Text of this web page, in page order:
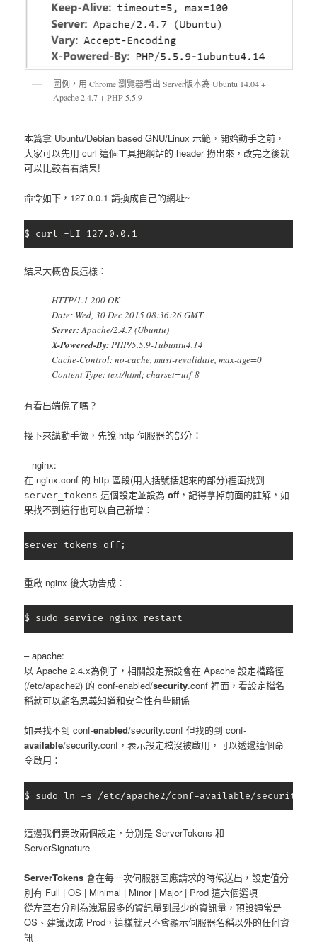
圖例，用 Chrome 瀏覽器看出 Server版本為 Ubuntu 14.04 +
Apache 2.4.7 + PHP 5.5.9
本篇拿 Ubuntu/Debian based GNU/Linux 示範，開始動手之前，
大家可以先用 curl 這個工具把網站的 header 撈出來，改完之後就
可以比較看看結果!
命令如下，127.0.0.1 請換成自己的網址~
$ curl -LI 127.0.0.1
結果大概會長這樣：
HTTP/1.1 200 OK
Date: Wed, 30 Dec 2015 08:36:26 GMT
Server:Apache/2.4.7 (Ubuntu)
X-Powered-By:PHP/5.5.9-1ubuntu4.14
Cache-Control: no-cache, must-revalidate, max-age=0
Content-Type: text/html; charset=utf-8
有看出端倪了嗎？
接下來講動手做，先說 http 伺服器的部分：
– nginx:
在 nginx.conf 的 http 區段(用大括號括起來的部分)裡面找到
server_tokens 這個設定並設為off ，記得拿掉前面的註解，如
果找不到這行也可以自己新增：
server_tokens off;
重啟 nginx 後大功告成：
$ sudo service nginx restart
– apache:
以 Apache 2.4.x為例子，相關設定預設會在 Apache 設定檔路徑
(/etc/apache2) 的 conf-enabled/security.conf 裡面，看設定檔名
稱就可以顧名思義知道和安全性有些關係
如果找不到 conf-enabled/security.conf 但找的到 conf-
available/security.conf，表示設定檔沒被啟用，可以透過這個命
令啟用：
$ sudo ln -s /etc/apache2/conf-available/
這邊我們要改兩個設定，分別是 ServerTokens 和
ServerSignature
ServerTokens 會在每一次伺服器回應請求的時候送出，設定值分
別有 Full | OS | Minimal | Minor | Major | Prod 這六個選項
從左至右分別為洩漏最多的資訊量到最少的資訊量，預設通常是
OS、建議改成 Prod，這樣就只不會顯示伺服器名稱以外的任何資
訊